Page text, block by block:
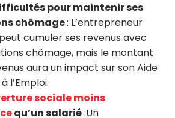
pour maintenir ses
chômage: L’entrepreneur
cumuler ses revenus avec
chômage, mais le montant
aura un impact sur son Aide
l’Emploi.
sociale moins
qu’un salarié:Un